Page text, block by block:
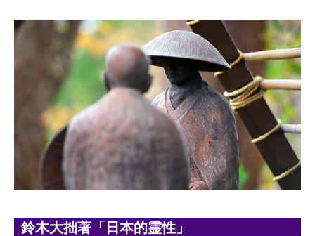
鈴木大拙著「日本的霊性」